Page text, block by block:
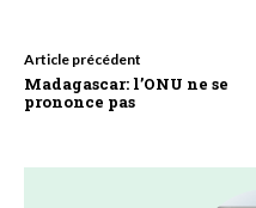
Article précédent
Madagascar: l’ONU ne se
prononce pas